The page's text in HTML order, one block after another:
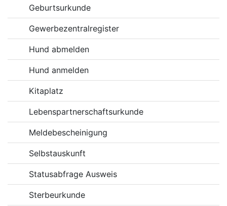
Geburtsurkunde
Gewerbezentralregister
Hund abmelden
Hund anmelden
Kitaplatz
Lebenspartnerschaftsurkunde
Meldebescheinigung
Selbstauskunft
Statusabfrage Ausweis
Sterbeurkunde